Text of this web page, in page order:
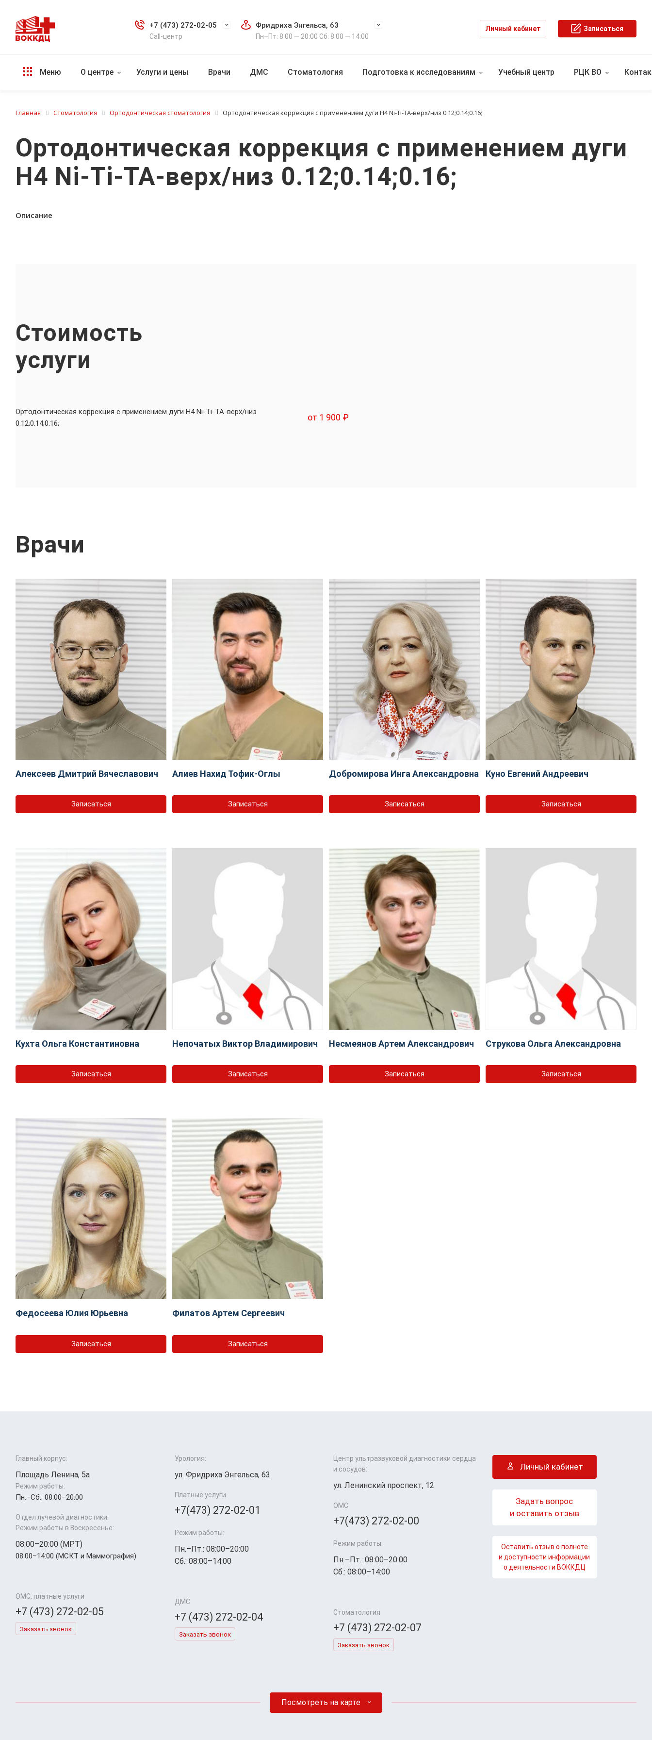
+7 (473) 272-02-05
Call-центр
Фридриха Энгельса, 63
Пн–Пт: 8:00 — 20:00 Сб: 8:00 — 14:00
Личный кабинет Записаться
Меню О центре Услуги и цены Врачи ДМС Стоматология Подготовка к исследованиям Учебный центр РЦК ВО
Главная Стоматология Ортодонтическая стоматология Ортодонтическая коррекция с применением дуги H4 Ni-Ti-TA-верх/низ 0.12;0.14;0.16;
Ортодонтическая коррекция с применением дуги
H4 Ni-Ti-TA-верх/низ 0.12;0.14;0.16;
Описание
Стоимость
услуги
Ортодонтическая коррекция с применением дуги H4 Ni-Ti-TA-верх/низ
0.12;0.14;0.16;
от 1 900 ₽
Врачи
Алексеев Дмитрий Вячеславович
Записаться
Алиев Нахид Тофик-Оглы
Записаться
Добромирова Инга Александровна
Записаться
Куно Евгений Андреевич
Записаться
Кухта Ольга Константиновна
Записаться
Непочатых Виктор Владимирович
Записаться
Несмеянов Артем Александрович
Записаться
Струкова Ольга Александровна
Записаться
Федосеева Юлия Юрьевна
Записаться
Филатов Артем Сергеевич
Записаться
Главный корпус:
Площадь Ленина, 5а
Режим работы:
Пн.–Cб.: 08:00–20:00
Отдел лучевой диагностики:
Режим работы в Воскресенье:
08:00–20:00 (МРТ)
08:00–14:00 (МСКТ и Маммография)
ОМС, платные услуги
+7 (473) 272-02-05
Заказать звонок
Урология:
ул. Фридриха Энгельса, 63
Платные услуги
+7(473) 272-02-01
Режим работы:
Пн.–Пт.: 08:00–20:00
Сб.: 08:00–14:00
ДМС
+7 (473) 272-02-04
Заказать звонок
Центр ультразвуковой диагностики сердца
и сосудов:
ул. Ленинский проспект, 12
ОМС
+7(473) 272-02-00
Режим работы:
Пн.–Пт.: 08:00–20:00
Сб.: 08:00–14:00
Стоматология
+7 (473) 272-02-07
Заказать звонок
Личный кабинет
Задать вопрос
и оставить отзыв
Оставить отзыв о полноте
и доступности информации
о деятельности ВОККДЦ
Посмотреть на карте